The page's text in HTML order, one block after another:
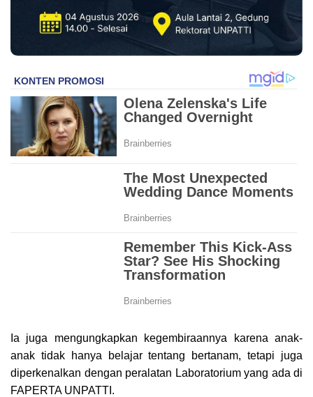
Ia juga mengungkapkan kegembiraannya karena anak-
anak tidak hanya belajar tentang bertanam, tetapi juga
diperkenalkan dengan peralatan Laboratorium yang ada di
FAPERTA UNPATTI.